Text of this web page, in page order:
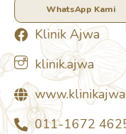
WhatsApp Kami
Klinik Ajwa
klinik.ajwa
011-1672